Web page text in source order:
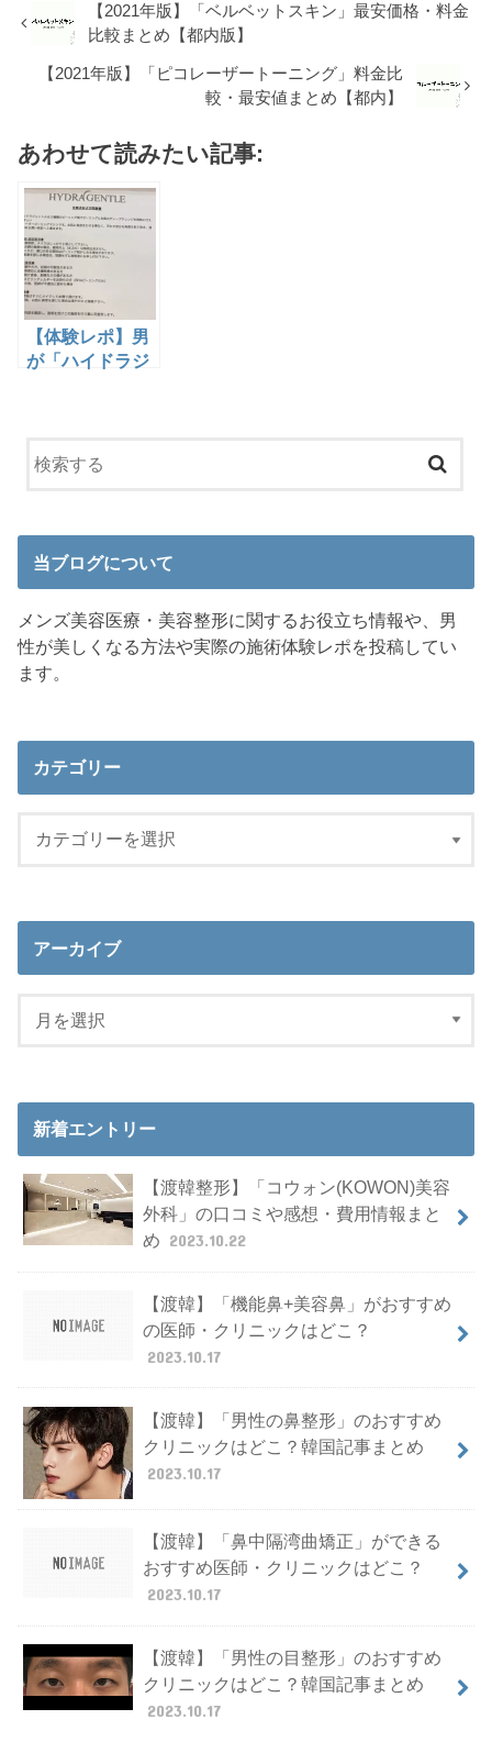
【2021年版】「ベルベットスキン」最安価格・料金
比較まとめ【都内版】
【2021年版】「ピコレーザートーニング」料金比
較・最安値まとめ【都内】
あわせて読みたい記事:
【体験レポ】男
が「ハイドラジ
当ブログについて
メンズ美容医療・美容整形に関するお役立ち情報や、男
性が美しくなる方法や実際の施術体験レポを投稿してい
ます。
カテゴリー
アーカイブ
新着エントリー
【渡韓整形】「コウォン(KOWON)美容
外科」の口コミや感想・費用情報まと
め 2023.10.22
【渡韓】「機能鼻+美容鼻」がおすすめ
の医師・クリニックはどこ？
2023.10.17
【渡韓】「男性の鼻整形」のおすすめ
クリニックはどこ？韓国記事まとめ
2023.10.17
【渡韓】「鼻中隔湾曲矯正」ができる
おすすめ医師・クリニックはどこ？
2023.10.17
【渡韓】「男性の目整形」のおすすめ
クリニックはどこ？韓国記事まとめ
2023.10.17